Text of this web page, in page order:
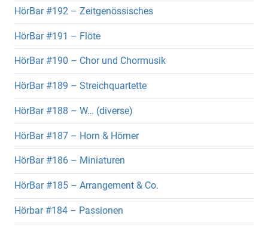
HörBar #192 – Zeitgenössisches
HörBar #191 – Flöte
HörBar #190 – Chor und Chormusik
HörBar #189 – Streichquartette
HörBar #188 – W… (diverse)
HörBar #187 – Horn & Hörner
HörBar #186 – Miniaturen
HörBar #185 – Arrangement & Co.
Hörbar #184 – Passionen